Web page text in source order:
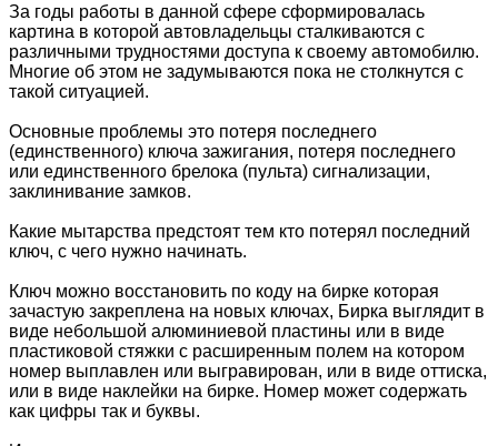
За годы работы в данной сфере сформировалась
картина в которой автовладельцы сталкиваются с
различными трудностями доступа к своему автомобилю.
Многие об этом не задумываются пока не столкнутся с
такой ситуацией.
Основные проблемы это потеря последнего
(единственного) ключа зажигания, потеря последнего
или единственного брелока (пульта) сигнализации,
заклинивание замков.
Какие мытарства предстоят тем кто потерял последний
ключ, с чего нужно начинать.
Ключ можно восстановить по коду на бирке которая
зачастую закреплена на новых ключах, Бирка выглядит в
виде небольшой алюминиевой пластины или в виде
пластиковой стяжки с расширенным полем на котором
номер выплавлен или выгравирован, или в виде оттиска,
или в виде наклейки на бирке. Номер может содержать
как цифры так и буквы.